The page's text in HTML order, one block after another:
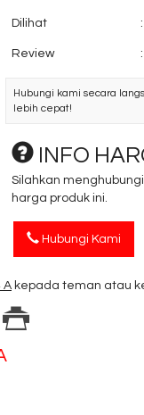
Dilihat :
Review :
Hubungi kami secara
lebih cepat!
INFO
Silahkan
harga produk ini.
Hubungi Kami
A kepada teman atau